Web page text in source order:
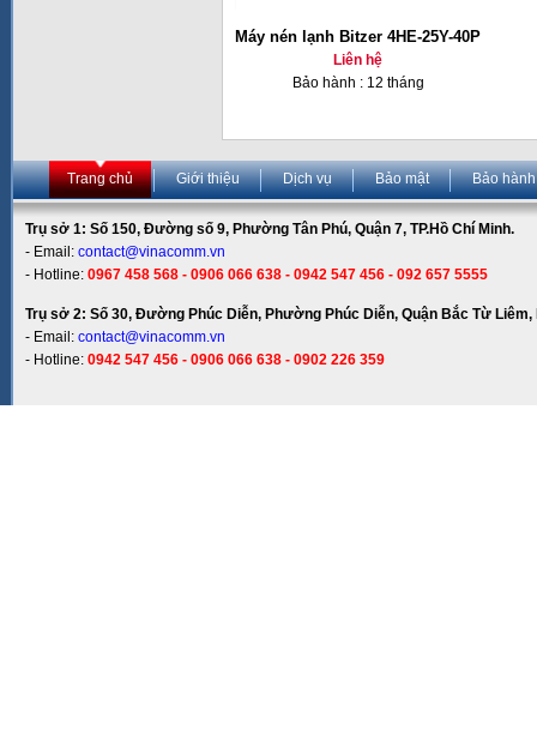
Máy nén lạnh Bitzer 4HE-25Y-40P
Liên hệ
Bảo hành : 12 tháng
Trang chủ Giới thiệu Dịch vụ Bảo mật Bảo hành
Trụ sở 1: Số 150, Đường số 9, Phường Tân Phú, Quận 7, TP.Hồ Chí Minh.
- Email: contact@vinacomm.vn
- Hotline: 0967 458 568 - 0906 066 638 - 0942 547 456 - 092 657 5555
Trụ sở 2: Số 30, Đường Phúc Diễn, Phường Phúc Diễn, Quận Bắc Từ Liêm,
- Email: contact@vinacomm.vn
- Hotline: 0942 547 456 - 0906 066 638 - 0902 226 359